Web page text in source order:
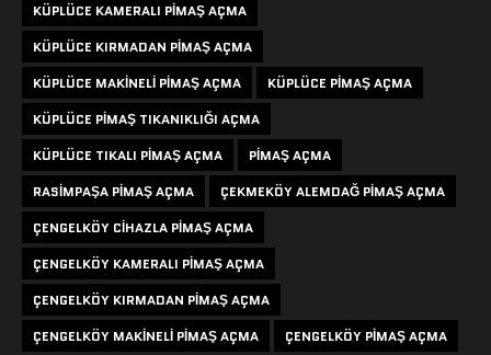
KÜPLÜCE KAMERALI PIMAŞ AÇMA
KÜPLÜCE KIRMADAN PIMAŞ AÇMA
KÜPLÜCE MAKINELI PIMAŞ AÇMA
KÜPLÜCE PIMAŞ AÇMA
KÜPLÜCE PIMAŞ TIKANIKLIĞI AÇMA
KÜPLÜCE TIKALI PIMAŞ AÇMA
PIMAŞ AÇMA
RASIMPAŞA PIMAŞ AÇMA
ÇEKMEKÖY ALEMDAĞ PIMAŞ AÇMA
ÇENGELKÖY CIHAZLA PIMAŞ AÇMA
ÇENGELKÖY KAMERALI PIMAŞ AÇMA
ÇENGELKÖY KIRMADAN PIMAŞ AÇMA
ÇENGELKÖY MAKINELI PIMAŞ AÇMA
ÇENGELKÖY PIMAŞ AÇMA